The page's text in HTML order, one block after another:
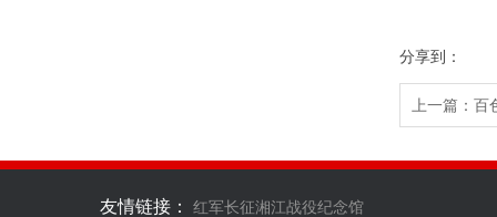
分享到：
上一篇： 百
友情链接： 红军长征湘江战役纪念馆